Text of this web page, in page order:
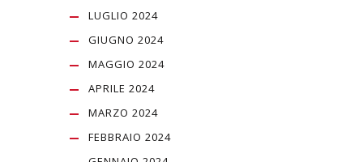
LUGLIO 2024
GIUGNO 2024
MAGGIO 2024
APRILE 2024
MARZO 2024
FEBBRAIO 2024